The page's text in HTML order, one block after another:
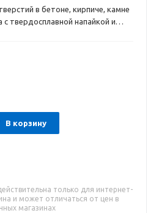
в бетоне, кирпиче, камне
твердосплавной напайкой и
снижается вибрация,
срок службы.
В корзину
только для интернет-
и может отличаться от цен в
магазинах